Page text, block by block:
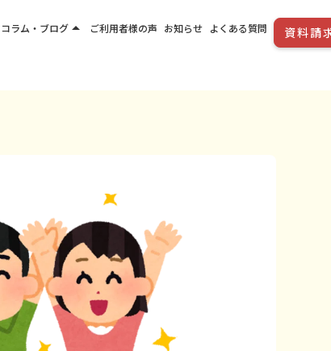
コラム・ブログarrow_drop_up ご利用者様の声 お知らせ よくある質問 資料請